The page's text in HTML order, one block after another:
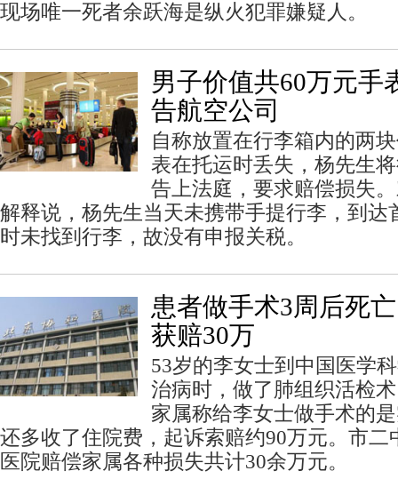
现场唯一死者余跃海是纵火犯罪嫌疑人。
男子价值共60万元手
告航空公司
自称放置在行李箱内的两
表在托运时丢失，杨先生
告上法庭，要求赔偿损失
解释说，杨先生当天未携带手提行李，到达
时未找到行李，故没有申报关税。
患者做手术3周后死
获赔30万
53岁的李女士到中国医学
治病时，做了肺组织活检
家属称给李女士做手术的
还多收了住院费，起诉索赔约90万元。市二
医院赔偿家属各种损失共计30余万元。